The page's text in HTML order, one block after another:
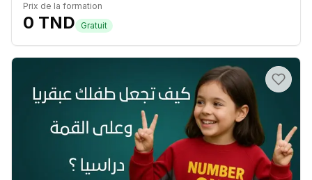
Prix de la formation
0 TND Gratuit